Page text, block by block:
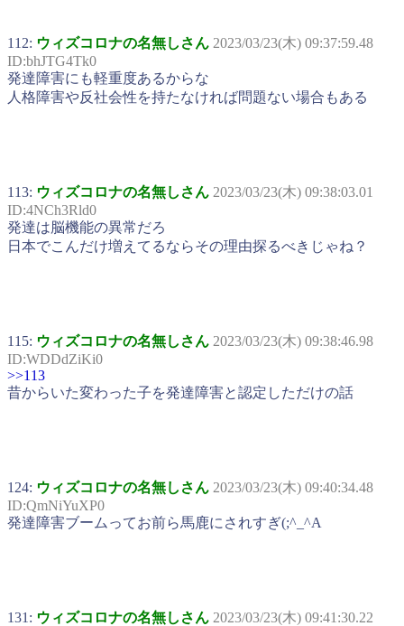
112: ウィズコロナの名無しさん 2023/03/23(木) 09:37:59.48
ID:bhJTG4Tk0
発達障害にも軽重度あるからな
人格障害や反社会性を持たなければ問題ない場合もある
113: ウィズコロナの名無しさん 2023/03/23(木) 09:38:03.01
ID:4NCh3Rld0
発達は脳機能の異常だろ
日本でこんだけ増えてるならその理由探るべきじゃね？
115: ウィズコロナの名無しさん 2023/03/23(木) 09:38:46.98
ID:WDDdZiKi0
>>113
昔からいた変わった子を発達障害と認定しただけの話
124: ウィズコロナの名無しさん 2023/03/23(木) 09:40:34.48
ID:QmNiYuXP0
発達障害ブームってお前ら馬鹿にされすぎ(;^_^A
131: ウィズコロナの名無しさん 2023/03/23(木) 09:41:30.22